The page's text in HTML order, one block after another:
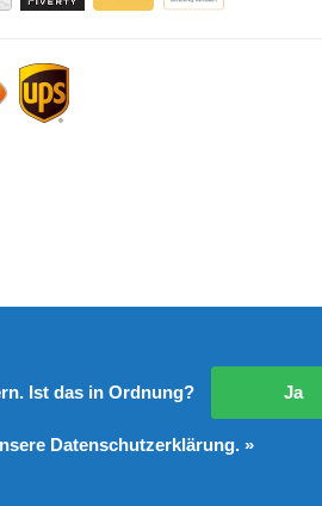
byWebdinge.nl
Ist das in Ordnung? Ja
Datenschutzerklärung. »